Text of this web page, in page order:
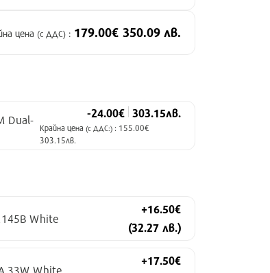
цена (с ДДС): 179.00€ 350.09 лв.
Dual-
-24.00€ 303.15лв.
Крайна цена(с ДДС:) : 155.00€
303.15лв.
White
+16.50€
(32.27 лв.)
33W White
+17.50€